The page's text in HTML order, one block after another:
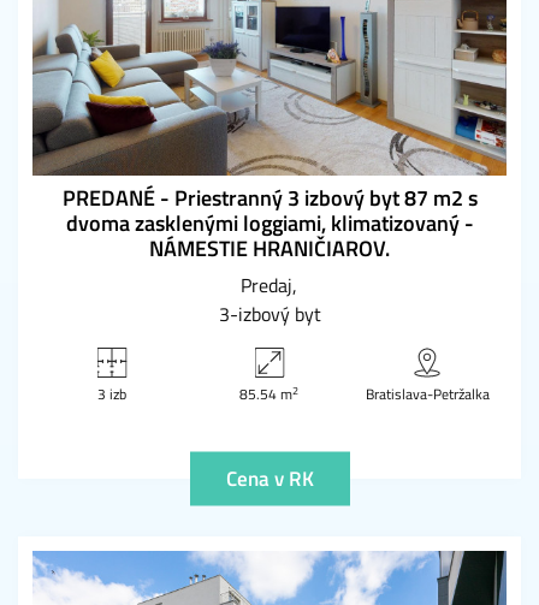
PREDANÉ - Priestranný 3 izbový byt 87 m2 s
dvoma zasklenými loggiami, klimatizovaný -
NÁMESTIE HRANIČIAROV.
Predaj
3-izbový byt
3 izb 85.54 m2 Bratislava-Petržalka
Cena v RK